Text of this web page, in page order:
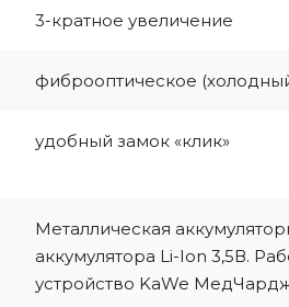
3-кратное увеличение
фиброоптическое
удобный замок «клик»
Металлическая
аккумулятора Li-Ion 3,5В.
устройство KaWe